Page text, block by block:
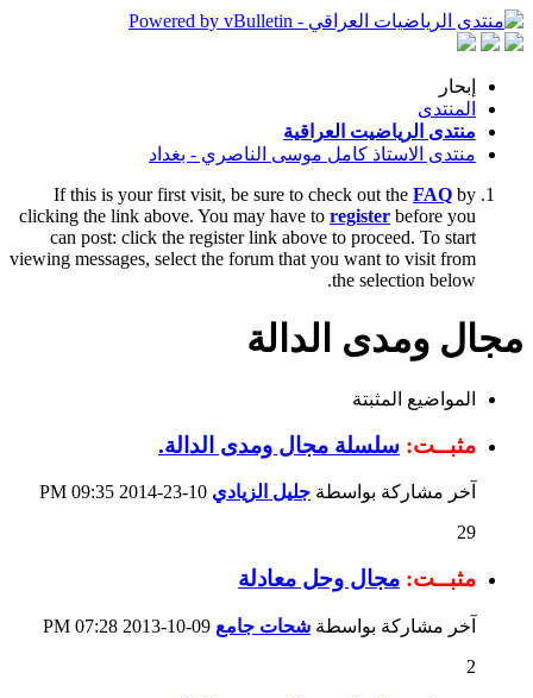
إبحار
المنتدى
منتدى الرياضيت العراقية
منتدى الاستاذ كامل موسى الناصري - بغداد
If this is your first visit, be sure to check out the FAQ by
clicking the link above. You may have to register before you
can post: click the register link above to proceed. To start
viewing messages, select the forum that you want to visit from
the selection below.
مجال ومدى الدالة
المواضيع المثبتة
مثبــت: سلسلة مجال ومدى الدالة.
آخر مشاركة بواسطة جليل الزيادي
09:35 PM
29
مثبــت: مجال وحل معادلة
آخر مشاركة بواسطة شحات جامع
07:28 PM
2